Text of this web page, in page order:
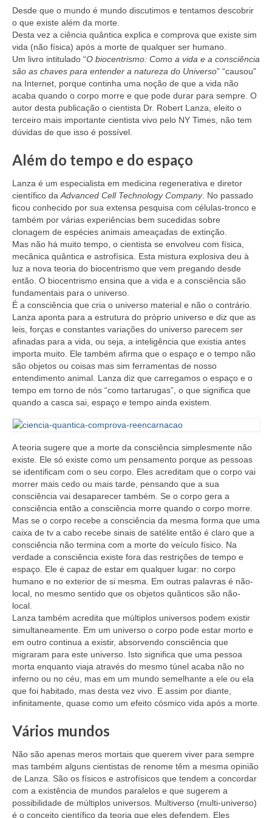
Desde que o mundo é mundo discutimos e tentamos descobrir
o que existe além da morte.
Desta vez a ciência quântica explica e comprova que existe sim
vida (não física) após a morte de qualquer ser humano.
Um livro intitulado “O biocentrismo: Como a vida e a consciência
são as chaves para entender a natureza do Universo” “causou”
na Internet, porque continha uma noção de que a vida não
acaba quando o corpo morre e que pode durar para sempre. O
autor desta publicação o cientista Dr. Robert Lanza, eleito o
terceiro mais importante cientista vivo pelo NY Times, não tem
dúvidas de que isso é possível.
Além do tempo e do espaço
Lanza é um especialista em medicina regenerativa e diretor
científico da Advanced Cell Technology Company. No passado
ficou conhecido por sua extensa pesquisa com células-tronco e
também por várias experiências bem sucedidas sobre
clonagem de espécies animais ameaçadas de extinção.
Mas não há muito tempo, o cientista se envolveu com física,
mecânica quântica e astrofísica. Esta mistura explosiva deu à
luz a nova teoria do biocentrismo que vem pregando desde
então. O biocentrismo ensina que a vida e a consciência são
fundamentais para o universo.
É a consciência que cria o universo material e não o contrário.
Lanza aponta para a estrutura do próprio universo e diz que as
leis, forças e constantes variações do universo parecem ser
afinadas para a vida, ou seja, a inteligência que existia antes
importa muito. Ele também afirma que o espaço e o tempo não
são objetos ou coisas mas sim ferramentas de nosso
entendimento animal. Lanza diz que carregamos o espaço e o
tempo em torno de nós “como tartarugas”, o que significa que
quando a casca sai, espaço e tempo ainda existem.
A teoria sugere que a morte da consciência simplesmente não
existe. Ele só existe como um pensamento porque as pessoas
se identificam com o seu corpo. Eles acreditam que o corpo vai
morrer mais cedo ou mais tarde, pensando que a sua
consciência vai desaparecer também. Se o corpo gera a
consciência então a consciência morre quando o corpo morre.
Mas se o corpo recebe a consciência da mesma forma que uma
caixa de tv a cabo recebe sinais de satélite então é claro que a
consciência não termina com a morte do veículo físico. Na
verdade a consciência existe fora das restrições de tempo e
espaço. Ele é capaz de estar em qualquer lugar: no corpo
humano e no exterior de si mesma. Em outras palavras é não-
local, no mesmo sentido que os objetos quânticos são não-
local.
Lanza também acredita que múltiplos universos podem existir
simultaneamente. Em um universo o corpo pode estar morto e
em outro continua a existir, absorvendo consciência que
migraram para este universo. Isto significa que uma pessoa
morta enquanto viaja através do mesmo túnel acaba não no
inferno ou no céu, mas em um mundo semelhante a ele ou ela
que foi habitado, mas desta vez vivo. E assim por diante,
infinitamente, quase como um efeito cósmico vida após a morte.
Vários mundos
Não são apenas meros mortais que querem viver para sempre
mas também alguns cientistas de renome têm a mesma opinião
de Lanza. São os físicos e astrofísicos que tendem a concordar
com a existência de mundos paralelos e que sugerem a
possibilidade de múltiplos universos. Multiverso (multi-universo)
é o conceito científico da teoria que eles defendem. Eles